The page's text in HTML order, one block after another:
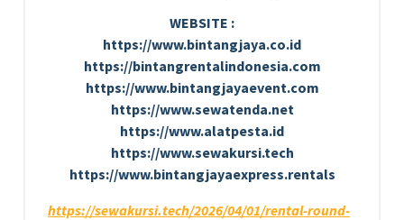
WEBSITE :
https://www.bintangjaya.co.id
https://bintangrentalindonesia.com
https://www.bintangjayaevent.com
https://www.sewatenda.net
https://www.alatpesta.id
https://www.sewakursi.tech
https://www.bintangjayaexpress.rentals
https://sewakursi.tech/2026/04/01/rental-round-